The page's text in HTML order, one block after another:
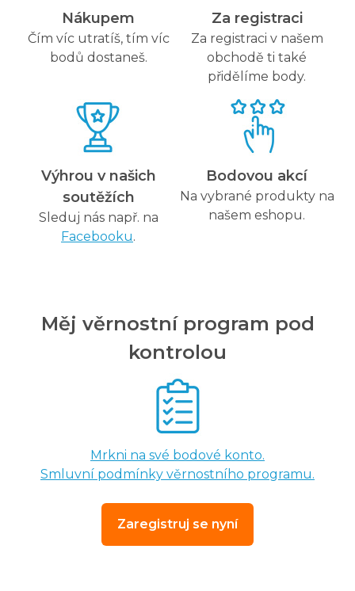
Nákupem
Čím víc utratíš, tím víc
bodů dostaneš.
Za registraci
Za registraci v našem
obchodě ti také
přidělíme body.
Výhrou v našich
soutěžích
Sleduj nás např. na
Facebooku.
Bodovou akcí
Na vybrané produkty na
našem eshopu.
Měj věrnostní program pod
kontrolou
Mrkni na své bodové konto.
Smluvní podmínky věrnostního programu.
Zaregistruj se nyní